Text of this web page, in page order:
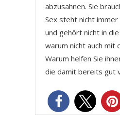
abzusahnen. Sie
Sex steht nicht immer
und gehört nicht in
warum nicht auch mit
Warum helfen Sie
die damit bereits gut